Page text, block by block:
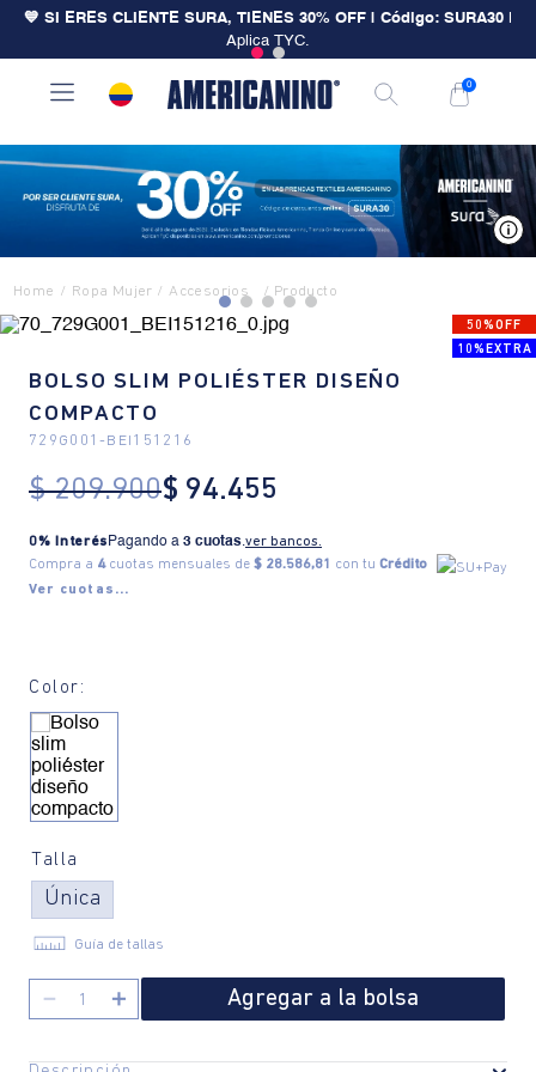
💙 SI ERES CLIENTE SURA, TIENES 30% OFF | Código: SURA30
Aplica TYC.
0
Ropa Mujer Accesorios
50%OFF
10%EXTRA
BOLSO SLIM POLIÉSTER DISEÑO
COMPACTO
729G001- BEI151216
$ 209.900$ 94.455
0% Interés Pagando a 3 cuotas.ver bancos.
Compra a 4cuotas mensuales de $ 28.586,81 con tu Crédito
Ver cuotas...
Color:
Talla
Única
Guía de tallas
＋
－ Agregar a la bolsa